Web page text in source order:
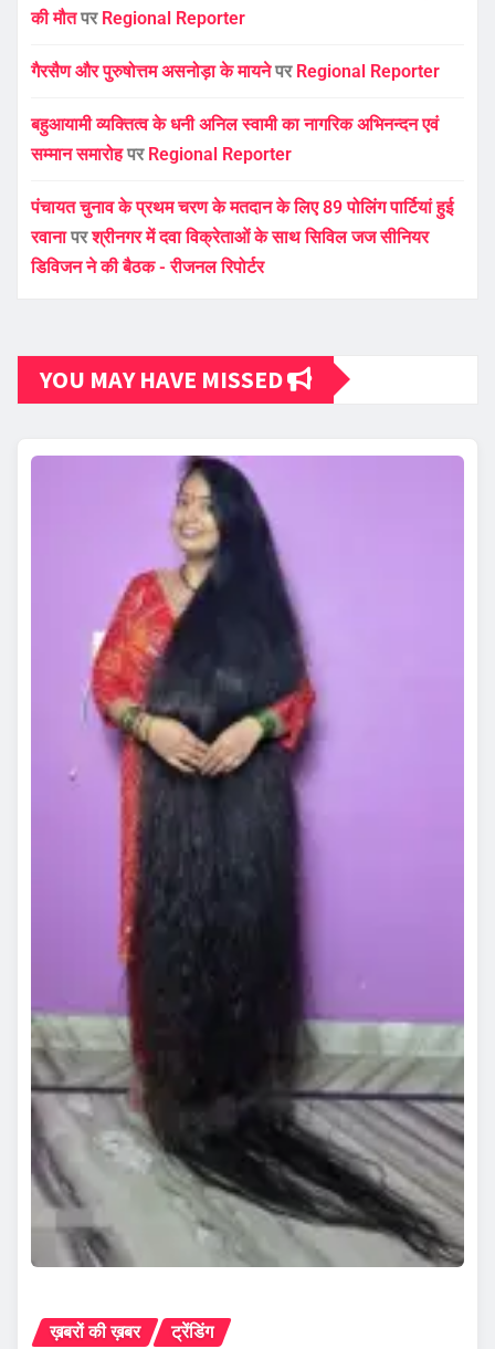
की मौतपर Regional Reporter
गैरसैण और पुरुषोत्तम असनोड़ा के मायनेपर Regional Reporter
बहुआयामी व्यक्तित्व के धनी अनिल स्वामी का नागरिक अभिनन्दन एवं
सम्मान समारोहपर Regional Reporter
पंचायत चुनाव के प्रथम चरण के मतदान के लिए 89 पोलिंग पार्टियां हुई
रवानापरश्रीनगर में दवा विक्रेताओं के साथ सिविल जज सीनियर
डिविजन ने की बैठक - रीजनल रिपोर्टर
YOU MAY HAVE MISSED
ख़बरों की ख़बर ट्रेंडिंग